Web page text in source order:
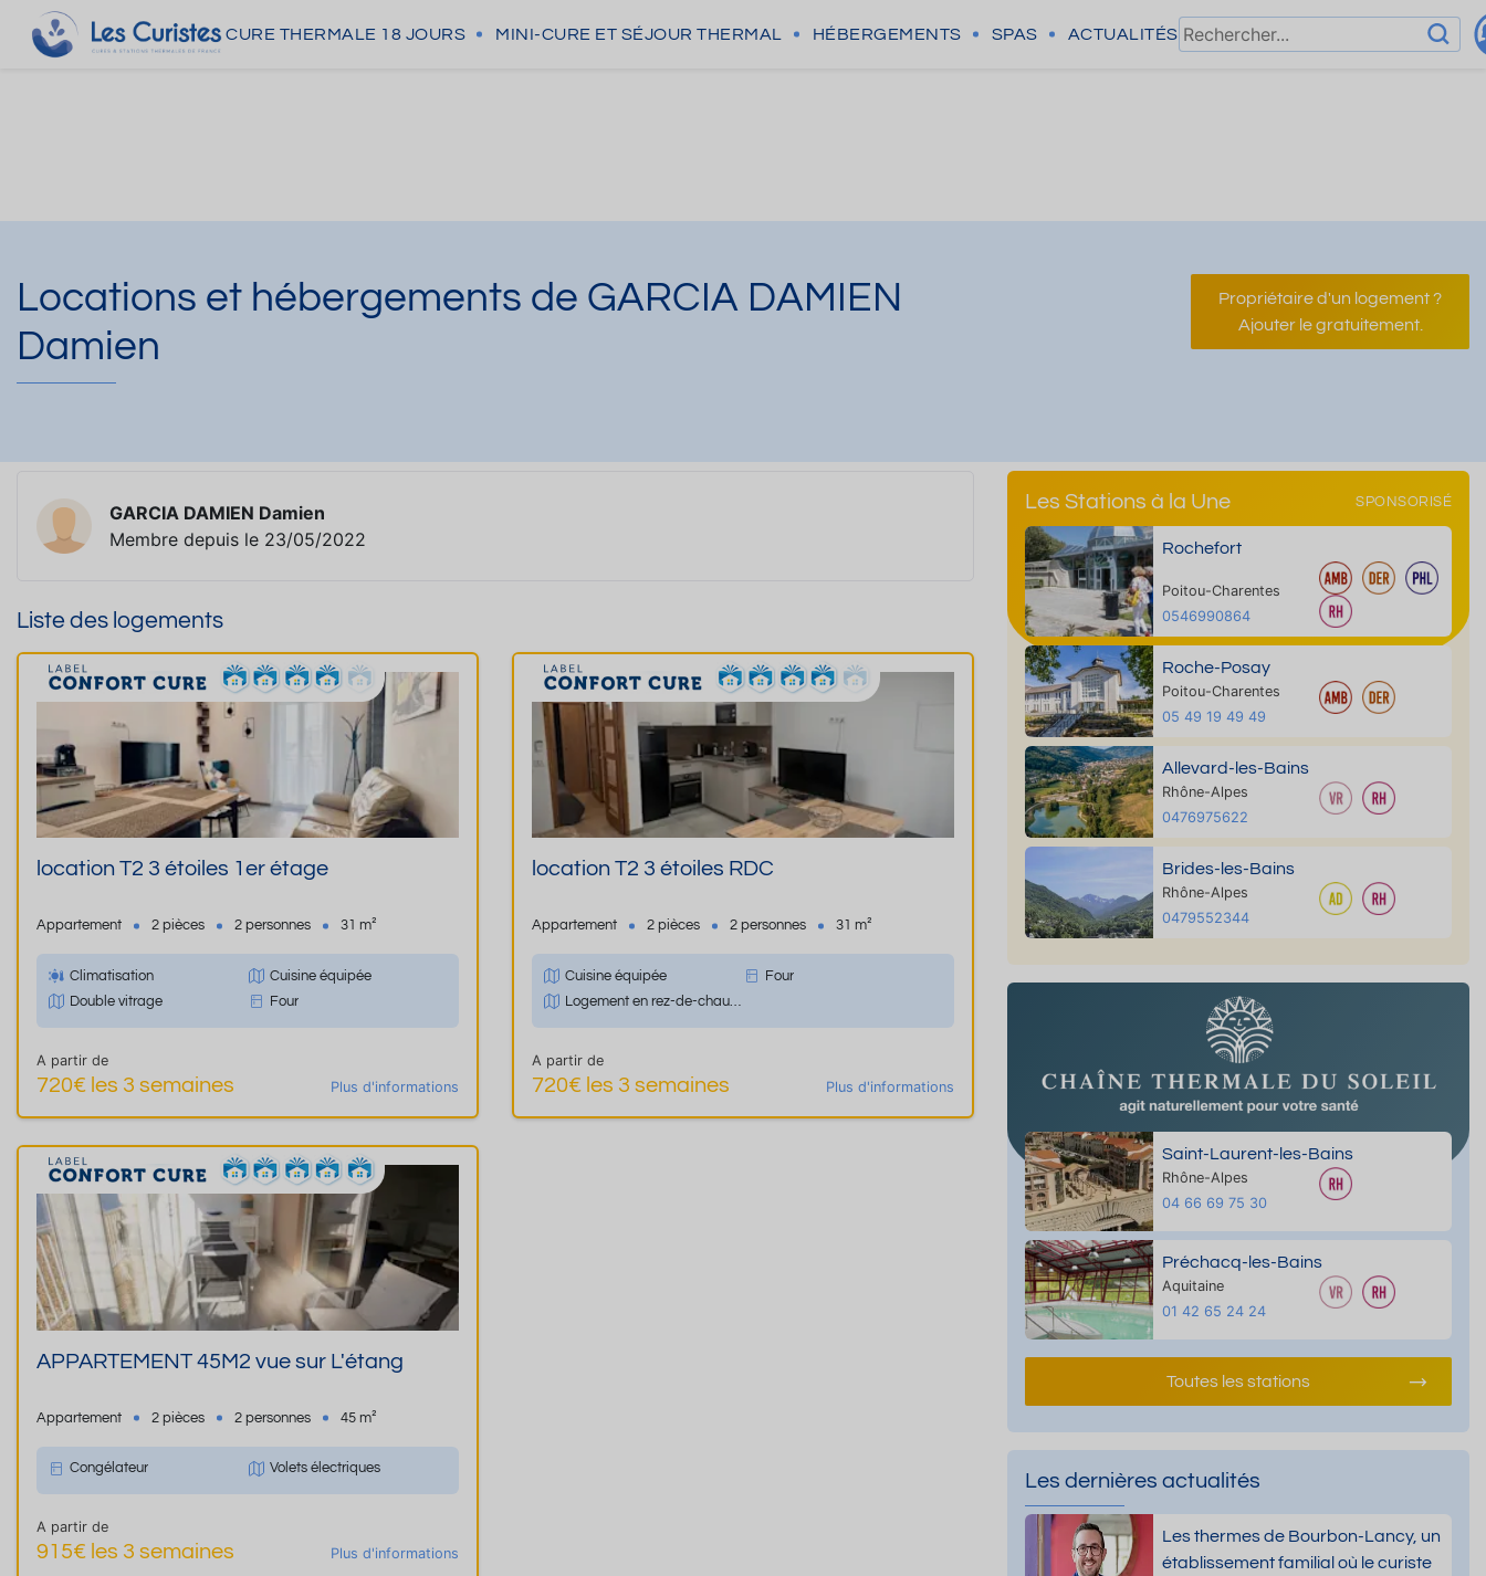
CURE THERMALE 18 JOURS MINI-CURE ET SÉJOUR THERMAL HÉBERGEMENTS SPAS ACTUALITÉS
Locations et hébergements de GARCIA DAMIEN
Damien
Propriétaire d'un logement ?
Ajouter le gratuitement.
GARCIA DAMIEN Damien
Membre depuis le 23/05/2022
Liste des logements
location T2 3 étoiles 1er étage
Appartement 2 pièces 2 personnes 31 m²
Climatisation
Cuisine équipée
Double vitrage
Four
A partir de
720€ les 3 semaines Plus d'informations
location T2 3 étoiles RDC
Appartement 2 pièces 2 personnes 31 m²
Cuisine équipée
Four
Logement en rez-de-chaussée
A partir de
720€ les 3 semaines Plus d'informations
APPARTEMENT 45M2 vue sur L'étang
Appartement 2 pièces 2 personnes 45 m²
Congélateur Volets électriques
A partir de
915€ les 3 semaines Plus d'informations
Les Stations à la Une SPONSORISÉ
Rochefort
Poitou-Charentes
0546990864
Roche-Posay
Poitou-Charentes
05 49 19 49 49
Allevard-les-Bains
Rhône-Alpes
0476975622
Brides-les-Bains
Rhône-Alpes
0479552344
Saint-Laurent-les-Bains
Rhône-Alpes
04 66 69 75 30
Préchacq-les-Bains
Aquitaine
01 42 65 24 24
Toutes les stations
Les dernières actualités
Les thermes de Bourbon-Lancy, un
établissement familial où le curiste